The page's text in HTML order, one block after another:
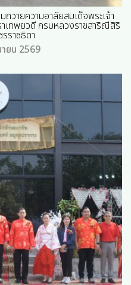
วายความอาลัยสมเด็จพระเจ้า
เทพยวดี กรมหลวงราชสาริณีสิริ
ราชธิดา
ยน 2569